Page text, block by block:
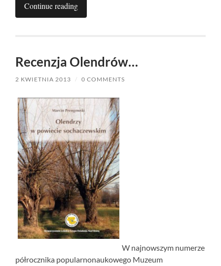
Continue reading
Recenzja Olendrów…
2 KWIETNIA 2013 / 0 COMMENTS
W najnowszym numerze
półrocznika popularnonaukowego Muzeum